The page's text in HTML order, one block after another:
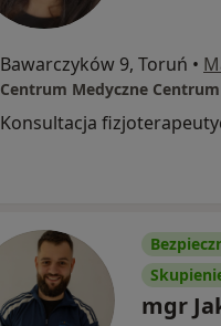
Bawarczyków 9, Toruń •
Centrum Medyczne
Konsultacja
mgr